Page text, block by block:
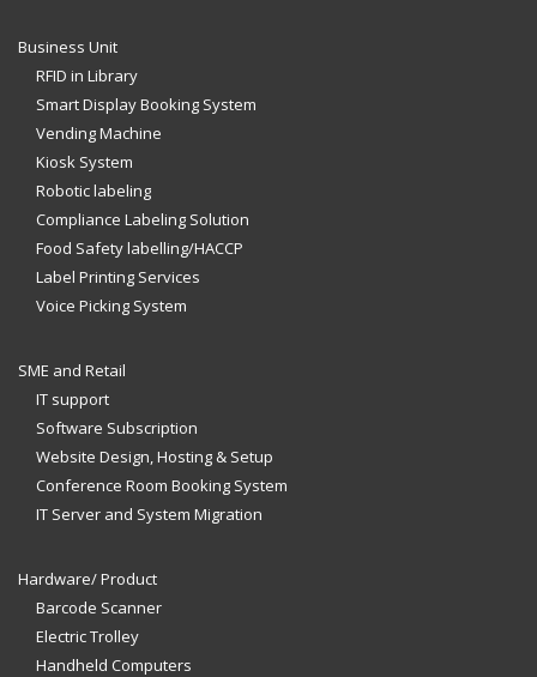
Business Unit
RFID in Library
Smart Display Booking System
Vending Machine
Kiosk System
Robotic labeling
Compliance Labeling Solution
Food Safety labelling/HACCP
Label Printing Services
Voice Picking System
SME and Retail
IT support
Software Subscription
Website Design, Hosting & Setup
Conference Room Booking System
IT Server and System Migration
Hardware/ Product
Barcode Scanner
Electric Trolley
Handheld Computers